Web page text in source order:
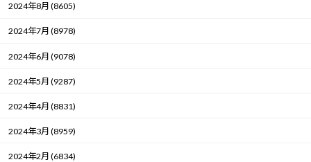
2024年8月 (8605)
2024年7月 (8978)
2024年6月 (9078)
2024年5月 (9287)
2024年4月 (8831)
2024年3月 (8959)
2024年2月 (6834)